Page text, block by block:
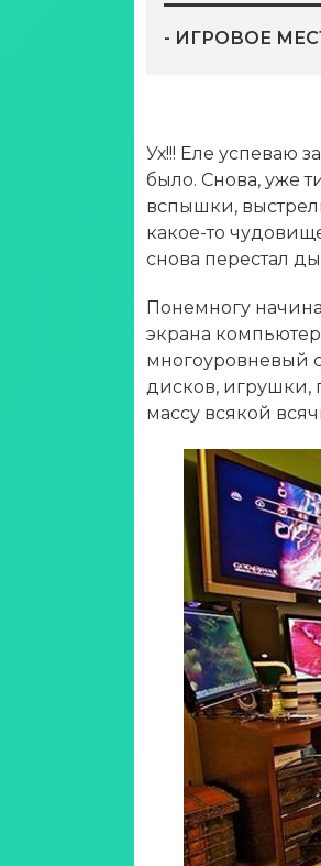
- ИГРОВОЕ
Ух!!! Еле успеваю
было. Снова, уже
вспышки,
какое-то
снова перестал
Понемногу
экрана
многоуровневый
дисков, игрушки,
массу всякой